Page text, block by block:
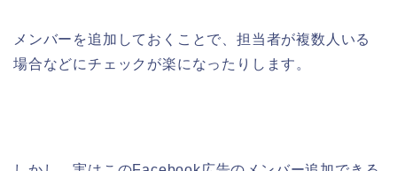
メンバーを追加しておくことで、担当者が複数人いる
場合などにチェックが楽になったりします。